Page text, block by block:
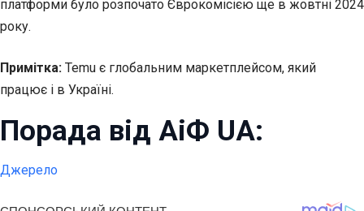
платформи було розпочато Єврокомісією ще в жовтні 2024
року.
Примітка: Temu є глобальним маркетплейсом, який
працює і в Україні.
Порада від АіФ UA:
Джерело